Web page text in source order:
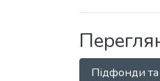
Підфонди та